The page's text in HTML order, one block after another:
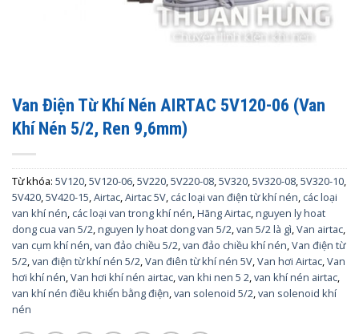
Van Điện Từ Khí Nén AIRTAC 5V120-06 (Van
Khí Nén 5/2, Ren 9,6mm)
Từ khóa: 5V120,5V120-06,5V220,5V220-08,5V320,5V320-08,5V320-10,
5V420,5V420-15,Airtac,Airtac 5V, các loại van điện từ khí nén, các loại
van khí nén, các loại van trong khí nén,Hãng Airtac,nguyen ly hoat
dong cua van 5/2,nguyen ly hoat dong van 5/2,van 5/2 là gì,Van airtac,
van cụm khí nén,van đảo chiều 5/2,van đảo chiều khí nén,Van điện từ
5/2,van điện từ khí nén 5/2,Van điên từ khí nén 5V,Van hơi Airtac,Van
hơi khí nén,Van hơi khí nén airtac,van khi nen 5 2,van khí nén airtac,
van khí nén điều khiển bằng điện,van solenoid 5/2,van solenoid khí
nén